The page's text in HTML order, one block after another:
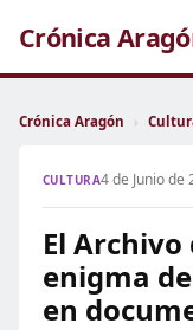
Crónica
Crónica Aragón ›
CULTURA4 de Junio de
El Archivo
enigma
en